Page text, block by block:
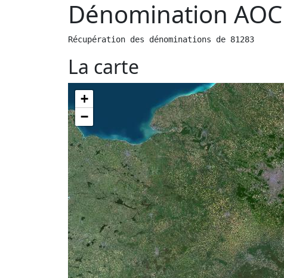
Dénomination
Récupération des dénominations de 81283
La carte
+
−